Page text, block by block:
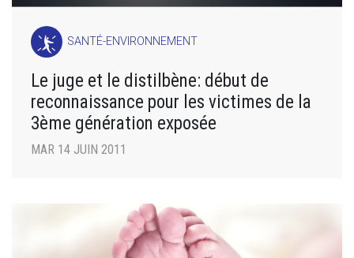
SANTÉ-ENVIRONNEMENT
Le juge et le distilbène: début de
reconnaissance pour les victimes de la
3ème génération exposée
MAR 14 JUIN 2011